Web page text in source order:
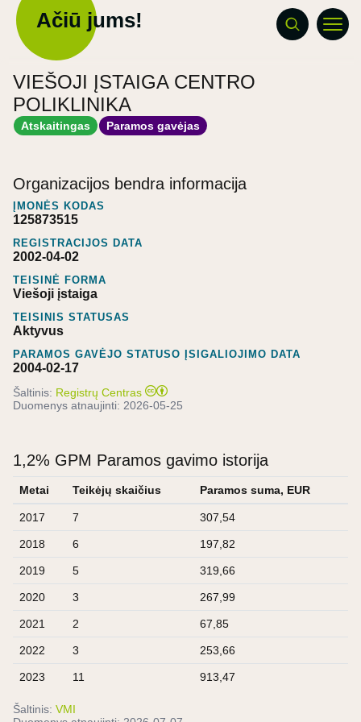
Ačiū jums!
VIEŠOJI ĮSTAIGA CENTRO
POLIKLINIKA
Atskaitingas Paramos gavėjas
Organizacijos bendra informacija
ĮMONĖS KODAS
125873515
REGISTRACIJOS DATA
2002-04-02
TEISINĖ FORMA
Viešoji įstaiga
TEISINIS STATUSAS
Aktyvus
PARAMOS GAVĖJO STATUSO ĮSIGALIOJIMO DATA
2004-02-17
Šaltinis: Registrų Centras
Duomenys atnaujinti: 2026-05-25
1,2% GPM Paramos gavimo istorija
Metai Teikėjų skaičius Paramos suma, EUR
2017 7 307,54
2018 6 197,82
2019 5 319,66
2020 3 267,99
2021 2 67,85
2022 3 253,66
2023 11 913,47
Šaltinis: VMI